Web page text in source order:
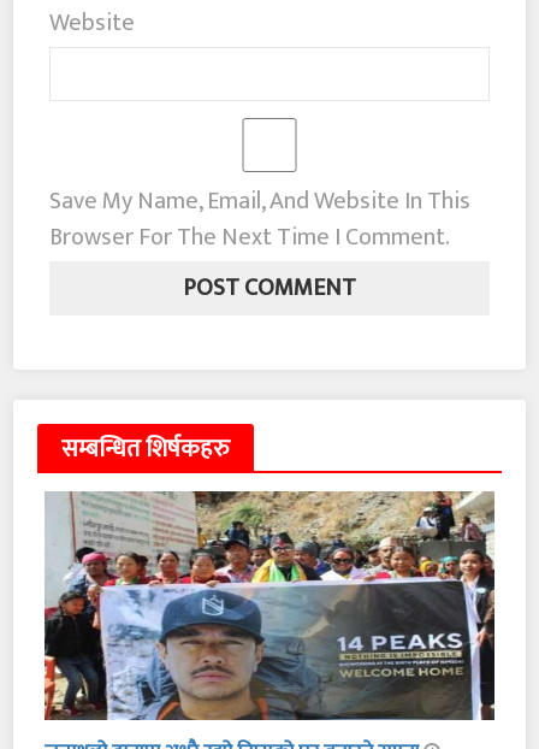
Website
Save My Name, Email, And Website In This
Browser For The Next Time I Comment.
सम्बन्धित शिर्षकहरु